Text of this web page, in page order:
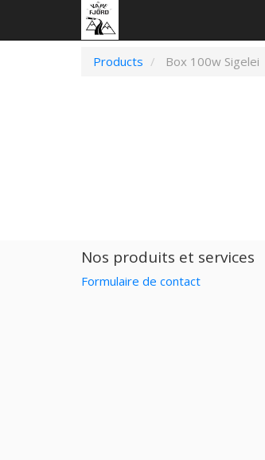
Products Box 100w Sigelei
Nos produits et services
Formulaire de contact